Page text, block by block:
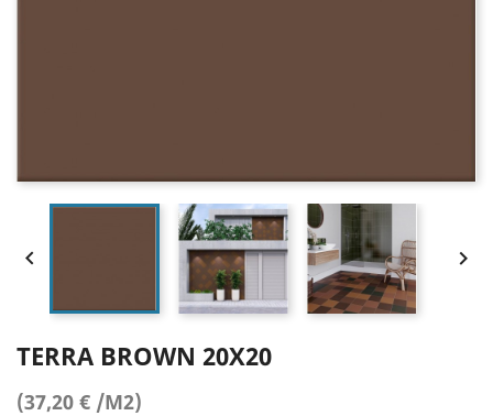
 
TERRA BROWN 20X20
(37,20 € /M2)